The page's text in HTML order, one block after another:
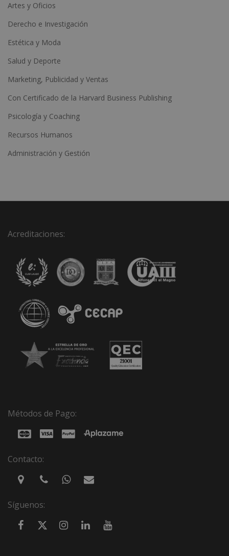
Artes y Oficios
Derecho e Investigación
Estética y Moda
Salud y Deporte
Marketing, Publicidad y Ventas
Con Certificado de la Harvard Business Publishing
Psicología y Coaching
Recursos Humanos
Administración y Gestión
Acreditaciones:
Métodos de Pago:
Contacto:
Síguenos: